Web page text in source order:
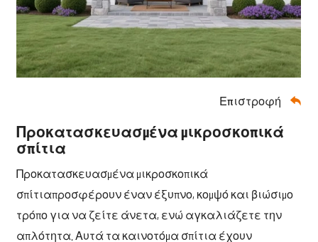
Επιστροφή 
Προκατασκευασμένα μικροσκοπικά
σπίτια
Προκατασκευασμένα μικροσκοπικά
σπίτιαπροσφέρουν έναν έξυπνο, κομψό και βιώσιμο
τρόπο για να ζείτε άνετα, ενώ αγκαλιάζετε την
απλότητα. Αυτά τα καινοτόμα σπίτια έχουν